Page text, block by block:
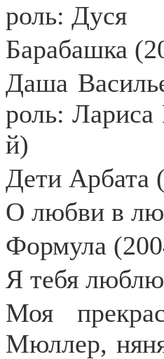
роль: Дуся
Барабашка
Даша
роль:
й)
Дети
О любви в
Формула
Я тебя
Моя
Мюллер,